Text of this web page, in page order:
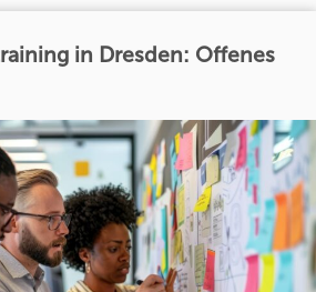
in Dresden: Offenes